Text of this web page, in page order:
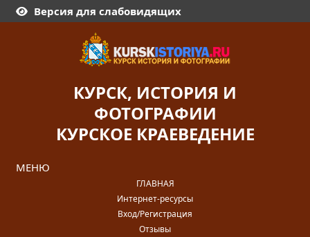
Версия для слабовидящих
КУРСК, ИСТОРИЯ И
ФОТОГРАФИИ
КУРСКОЕ КРАЕВЕДЕНИЕ
МЕНЮ
ГЛАВНАЯ
Интернет-ресурсы
Вход/Регистрация
Отзывы